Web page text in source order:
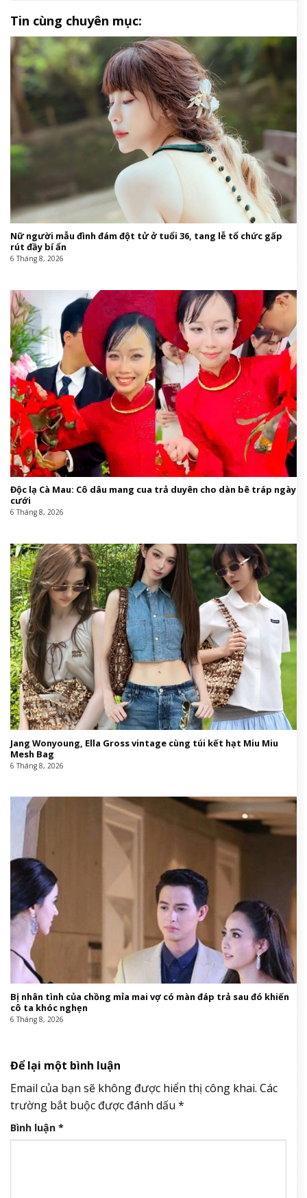
Tin cùng chuyên mục:
Nữ người mẫu đình đám đột tử ở tuổi 36, tang lễ tổ chức gấp
rút đầy bí ẩn
6 Tháng 8, 2026
Độc lạ Cà Mau: Cô dâu mang cua trả duyên cho dàn bê tráp ngày
cưới
6 Tháng 8, 2026
Jang Wonyoung, Ella Gross vintage cùng túi kết hạt Miu Miu
Mesh Bag
6 Tháng 8, 2026
Bị nhân tình của chồng mỉa mai vợ có màn đáp trả sau đó khiến
cô ta khóc nghẹn
6 Tháng 8, 2026
Để lại một bình luận
Email của bạn sẽ không được hiển thị công khai. Các
trường bắt buộc được đánh dấu *
Bình luận *